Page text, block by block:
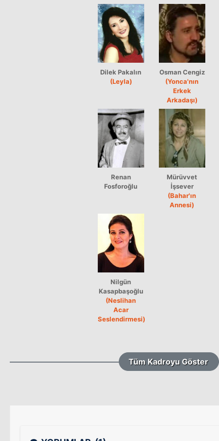
Dilek Pakalın
(Leyla)
Osman Cengiz
(Yonca'nın
Erkek
Arkadaşı)
Renan
Fosforoğlu
Mürüvvet
İşsever
(Bahar'ın
Annesi)
Nilgün
Kasapbaşoğlu
(Neslihan
Acar
Seslendirmesi)
Tüm Kadroyu Göster